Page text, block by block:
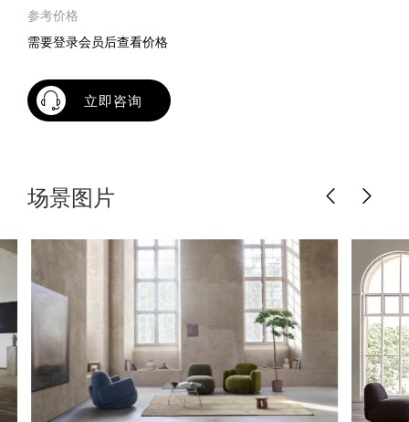
参考价格
需要登录会员后查看价格
立即咨询
场景图片